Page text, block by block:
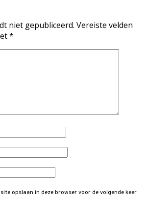
niet gepubliceerd. Vereiste velden
*
opslaan in deze browser voor de volgende keer